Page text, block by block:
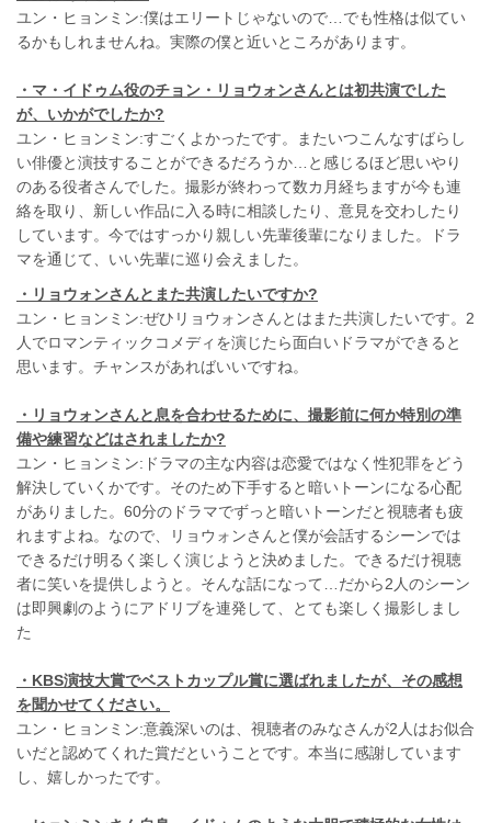
ユン・ヒョンミン:僕はエリートじゃないので…でも性格は似てい
るかもしれませんね。実際の僕と近いところがあります。
・マ・イドゥム役のチョン・リョウォンさんとは初共演でした
が、いかがでしたか?
ユン・ヒョンミン:すごくよかったです。またいつこんなすばらし
い俳優と演技することができるだろうか…と感じるほど思いやり
のある役者さんでした。撮影が終わって数カ月経ちますが今も連
絡を取り、新しい作品に入る時に相談したり、意見を交わしたり
しています。今ではすっかり親しい先輩後輩になりました。ドラ
マを通じて、いい先輩に巡り会えました。
・リョウォンさんとまた共演したいですか?
ユン・ヒョンミン:ぜひリョウォンさんとはまた共演したいです。2
人でロマンティックコメディを演じたら面白いドラマができると
思います。チャンスがあればいいですね。
・リョウォンさんと息を合わせるために、撮影前に何か特別の準
備や練習などはされましたか?
ユン・ヒョンミン:ドラマの主な内容は恋愛ではなく性犯罪をどう
解決していくかです。そのため下手すると暗いトーンになる心配
がありました。60分のドラマでずっと暗いトーンだと視聴者も疲
れますよね。なので、リョウォンさんと僕が会話するシーンでは
できるだけ明るく楽しく演じようと決めました。できるだけ視聴
者に笑いを提供しようと。そんな話になって…だから2人のシーン
は即興劇のようにアドリブを連発して、とても楽しく撮影しまし
た
・ KBS演技大賞でベストカップル賞に選ばれましたが、その感想
を聞かせてください。
ユン・ヒョンミン:意義深いのは、視聴者のみなさんが2人はお似合
いだと認めてくれた賞だということです。本当に感謝しています
し、嬉しかったです。